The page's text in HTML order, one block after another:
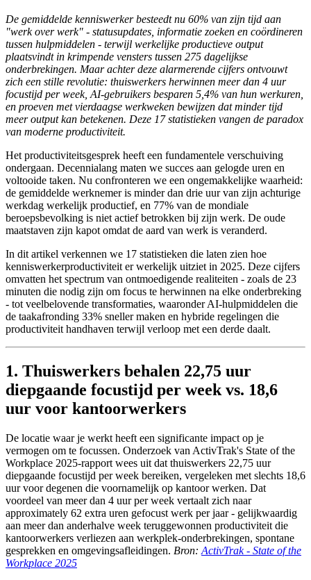
De gemiddelde kenniswerker besteedt nu 60% van zijn tijd aan
"werk over werk" - statusupdates, informatie zoeken en coördineren
tussen hulpmiddelen - terwijl werkelijke productieve output
plaatsvindt in krimpende vensters tussen 275 dagelijkse
onderbrekingen. Maar achter deze alarmerende cijfers ontvouwt
zich een stille revolutie: thuiswerkers herwinnen meer dan 4 uur
focustijd per week, AI-gebruikers besparen 5,4% van hun werkuren,
en proeven met vierdaagse werkweken bewijzen dat minder tijd
meer output kan betekenen. Deze 17 statistieken vangen de paradox
van moderne productiviteit.
Het productiviteitsgesprek heeft een fundamentele verschuiving
ondergaan. Decennialang maten we succes aan gelogde uren en
voltooide taken. Nu confronteren we een ongemakkelijke waarheid:
de gemiddelde werknemer is minder dan drie uur van zijn achturige
werkdag werkelijk productief, en 77% van de mondiale
beroepsbevolking is niet actief betrokken bij zijn werk. De oude
maatstaven zijn kapot omdat de aard van werk is veranderd.
In dit artikel verkennen we 17 statistieken die laten zien hoe
kenniswerkerproductiviteit er werkelijk uitziet in 2025. Deze cijfers
omvatten het spectrum van ontmoedigende realiteiten - zoals de 23
minuten die nodig zijn om focus te herwinnen na elke onderbreking
- tot veelbelovende transformaties, waaronder AI-hulpmiddelen die
de taakafronding 33% sneller maken en hybride regelingen die
productiviteit handhaven terwijl verloop met een derde daalt.
1. Thuiswerkers behalen 22,75 uur
diepgaande focustijd per week vs. 18,6
uur voor kantoorwerkers
De locatie waar je werkt heeft een significante impact op je
vermogen om te focussen. Onderzoek van ActivTrak's State of the
Workplace 2025-rapport wees uit dat thuiswerkers 22,75 uur
diepgaande focustijd per week bereiken, vergeleken met slechts 18,6
uur voor degenen die voornamelijk op kantoor werken. Dat
voordeel van meer dan 4 uur per week vertaalt zich naar
approximately 62 extra uren gefocust werk per jaar - gelijkwaardig
aan meer dan anderhalve week teruggewonnen productiviteit die
kantoorwerkers verliezen aan werkplek-onderbrekingen, spontane
gesprekken en omgevingsafleidingen. Bron: ActivTrak - State of the
Workplace 2025